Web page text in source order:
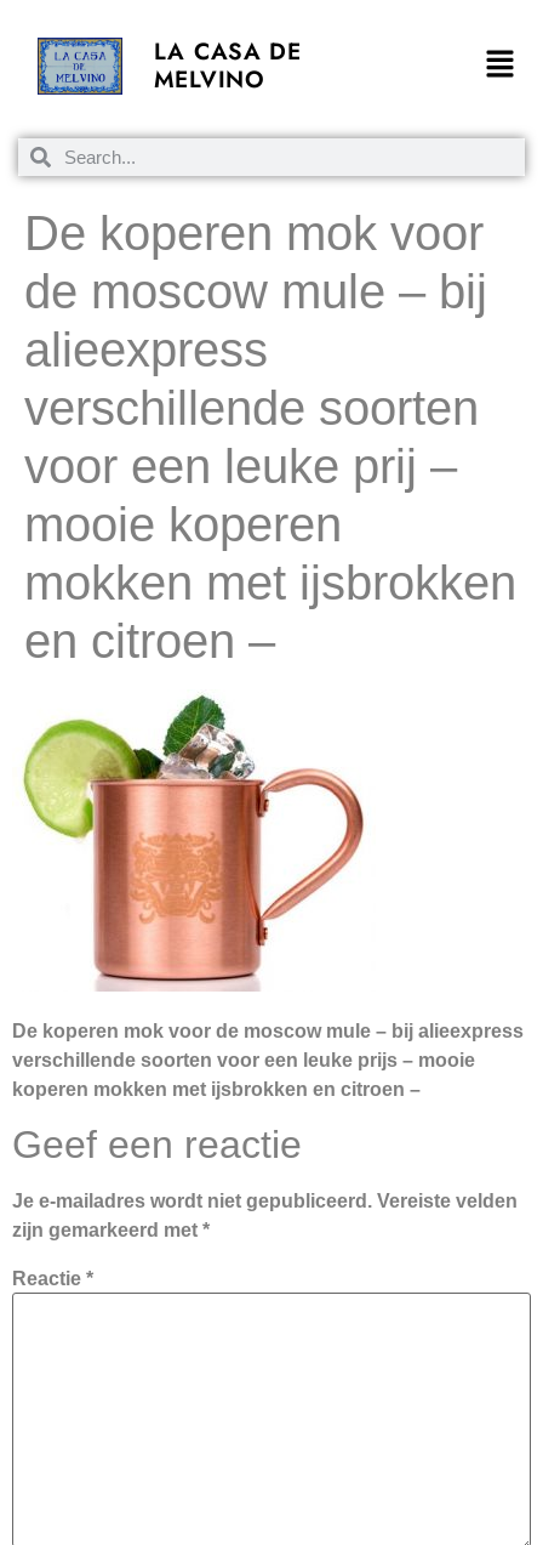
LA CASA DE
MELVINO
De koperen mok voor
de moscow mule – bij
alieexpress
verschillende soorten
voor een leuke prij –
mooie koperen
mokken met ijsbrokken
en citroen –
De koperen mok voor de moscow mule – bij alieexpress
verschillende soorten voor een leuke prijs – mooie
koperen mokken met ijsbrokken en citroen –
Geef een reactie
Je e-mailadres wordt niet gepubliceerd. Vereiste velden
zijn gemarkeerd met *
Reactie *